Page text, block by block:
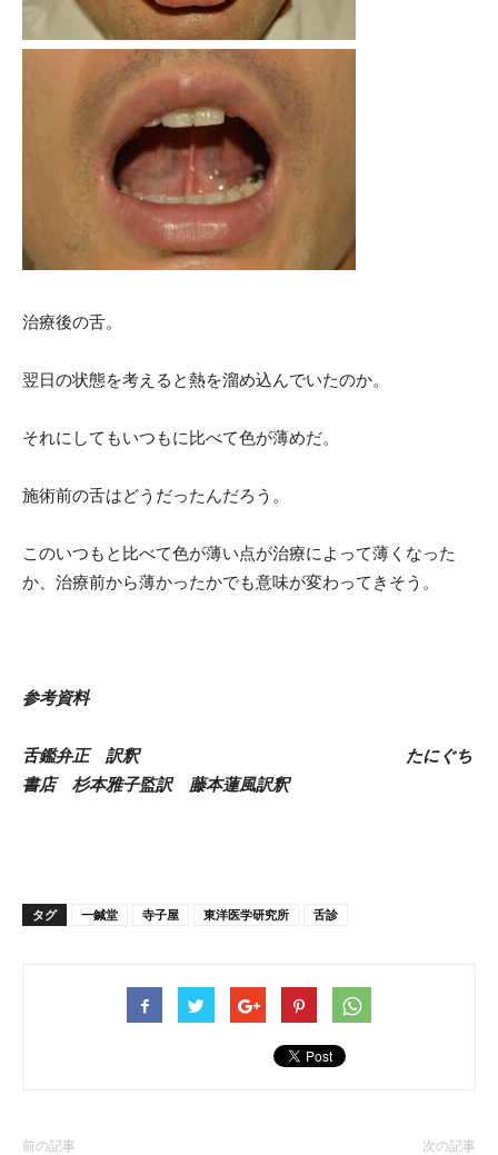
治療後の舌。
翌日の状態を考えると熱を溜め込んでいたのか。
それにしてもいつもに比べて色が薄めだ。
施術前の舌はどうだったんだろう。
このいつもと比べて色が薄い点が治療によって薄くなった
か、治療前から薄かったかでも意味が変わってきそう。
参考資料
舌鑑弁正 訳釈 たにぐち
書店 杉本雅子監訳 藤本蓮風訳釈
タグ 一鍼堂 寺子屋 東洋医学研究所 舌診
前の記事 次の記事